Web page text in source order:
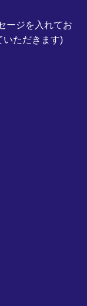
ージを入れてお
いただきます)